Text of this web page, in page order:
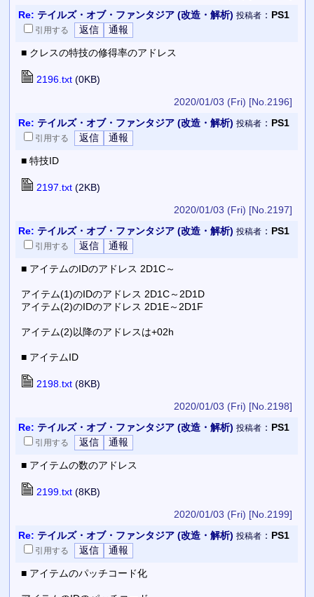
Re: テイルズ・オブ・ファンタジア (改造・解析) 投稿者： PS1
引用する
■ クレスの特技の修得率のアドレス
2196.txt(0KB)
2020/01/03 (Fri) [No.2196]
Re: テイルズ・オブ・ファンタジア (改造・解析) 投稿者： PS1
引用する
■ 特技ID
2197.txt(2KB)
2020/01/03 (Fri) [No.2197]
Re: テイルズ・オブ・ファンタジア (改造・解析) 投稿者： PS1
引用する
■ アイテムのIDのアドレス 2D1C～
アイテム(1)のIDのアドレス 2D1C～2D1D
アイテム(2)のIDのアドレス 2D1E～2D1F
アイテム(2)以降のアドレスは+02h
■ アイテムID
2198.txt(8KB)
2020/01/03 (Fri) [No.2198]
Re: テイルズ・オブ・ファンタジア (改造・解析) 投稿者： PS1
引用する
■ アイテムの数のアドレス
2199.txt(8KB)
2020/01/03 (Fri) [No.2199]
Re: テイルズ・オブ・ファンタジア (改造・解析) 投稿者： PS1
引用する
■ アイテムのパッチコード化